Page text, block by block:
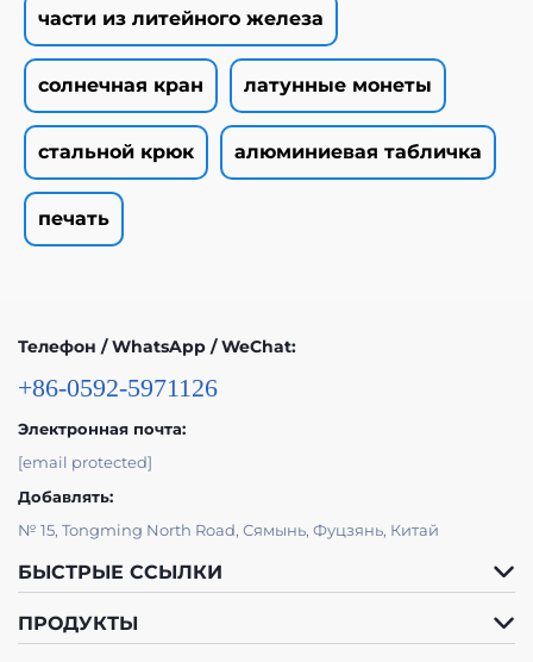
части из литейного железа
солнечная кран латунные монеты
стальной крюк алюминиевая табличка
печать
Телефон / WhatsApp / WeChat:
+86-0592-5971126
Электронная почта:
[email protected]
Добавлять:
№ 15, Tongming North Road, Сямынь, Фуцзянь, Китай
БЫСТРЫЕ ССЫЛКИ
ПРОДУКТЫ